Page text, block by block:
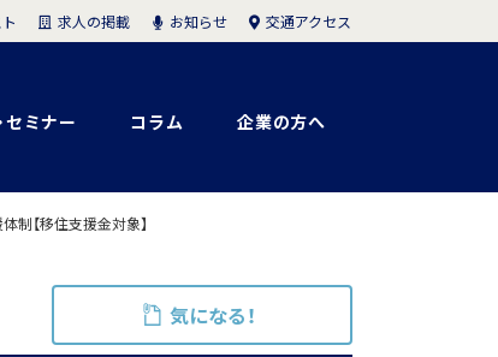
セミナー コラム 企業の方へ
求人の掲載 お知らせ 交通アクセス
【移住支援金対象】
気になる！